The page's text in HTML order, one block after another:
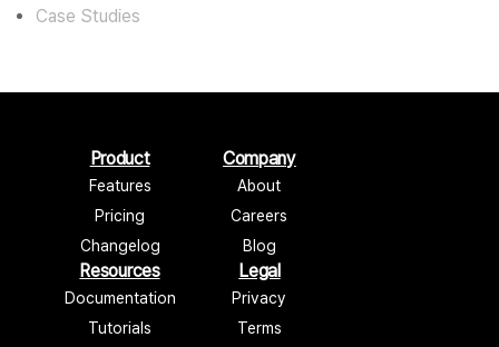
Case Studies
Product
Features
Pricing
Changelog
Company
About
Careers
Blog
Resources
Documentation
Tutorials
Legal
Privacy
Terms